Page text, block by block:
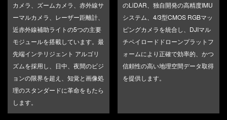
カメラ、ズームカメラ、赤外線サ
ーマルカメラ、レーザー距離計、
近赤外線補助ライトの5つの主要
モジュールを搭載しています。最
先端インテリジェント アルゴリ
ズムを採用し、日中、夜間のビジ
ョンの限界を超え、知覚と画像処
理のスタンダードに革命をもたら
します。
のLiDAR、独自開発の高精度IMU
システム、4/3型CMOS RGBマッ
ピングカメラを統合し、DJIマル
チペイロードドローンプラットフ
ォームにより正確で効率的、かつ
信頼性の高い地理空間データ取得
を提供します。